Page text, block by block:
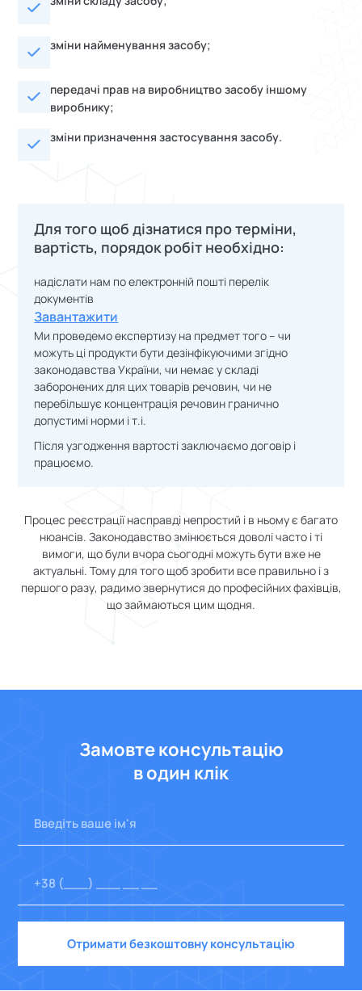
зміни найменування засобу;
передачі прав на виробництво засобу іншому
виробнику;
зміни призначення застосування засобу.
Для того щоб дізнатися про терміни,
вартість, порядок робіт необхідно:
надіслати нам по електронній пошті перелік
документів
Завантажити
Ми проведемо експертизу на предмет того – чи
можуть ці продукти бути дезінфікуючими згідно
законодавства України, чи немає у складі
заборонених для цих товарів речовин, чи не
перебільшує концентрація речовин гранично
допустимі норми і т.і.
Після узгодження вартості заключаємо договір і
працюємо.
Процес реєстрації насправді непростий і в ньому є багато
нюансів. Законодавство змінюється доволі часто і ті
вимоги, що були вчора сьогодні можуть бути вже не
актуальні. Тому для того щоб зробити все правильно і з
першого разу, радимо звернутися до професійних фахівців,
що займаються цим щодня.
Замовте консультацію
в один клік
Отримати безкоштовну консультацію